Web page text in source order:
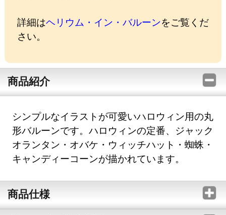
詳細はヘリウム・イン・バルーンをご覧くだ
さい。
商品紹介
シンプルなイラストが可愛いハロウィン用の丸
形バルーンです。ハロウィンの定番、ジャック
オランタン・オバケ・ウィッチハット・蜘蛛・
キャンディーコーンが描かれています。
商品仕様